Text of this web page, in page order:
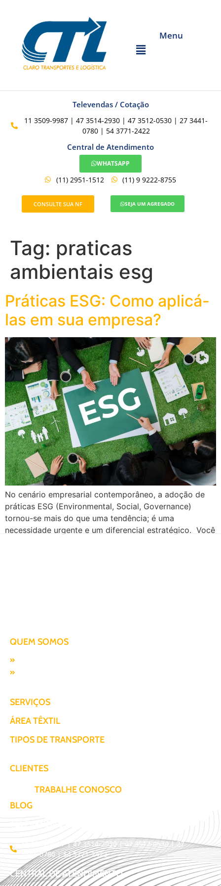
Menu
Televendas / Cotação
11 3509-9987 | 47 3514-2930 | 47 3512-0530 | 27 3441-
0780 | 54 3771-2422
Central de Atendimento
WHATSAPP
(11) 2951-1512 (11) 9 9222-8755
CONSULTE SUA NF SEJA UM AGREGADO
Tag: praticas
ambientais esg
Práticas ESG: Como aplicá-
las em sua empresa?
No cenário empresarial contemporâneo, a adoção de
práticas ESG (Environmental, Social, Governance)
tornou-se mais do que uma tendência; é uma
necessidade urgente e um diferencial estratégico. Você
QUEM SOMOS
SERVIÇOS
ÁREA TÊXTIL
TIPOS DE TRANSPORTE
CLIENTES
TRABALHE CONOSCO
BLOG
TELEVENDAS / COTAÇÃO
11 3509-9987 | 47 3514-2930 | 47 3512-0530 | 27
3441-0780 | 54 3771-2422
CENTRAL DE ATENDIMENTO